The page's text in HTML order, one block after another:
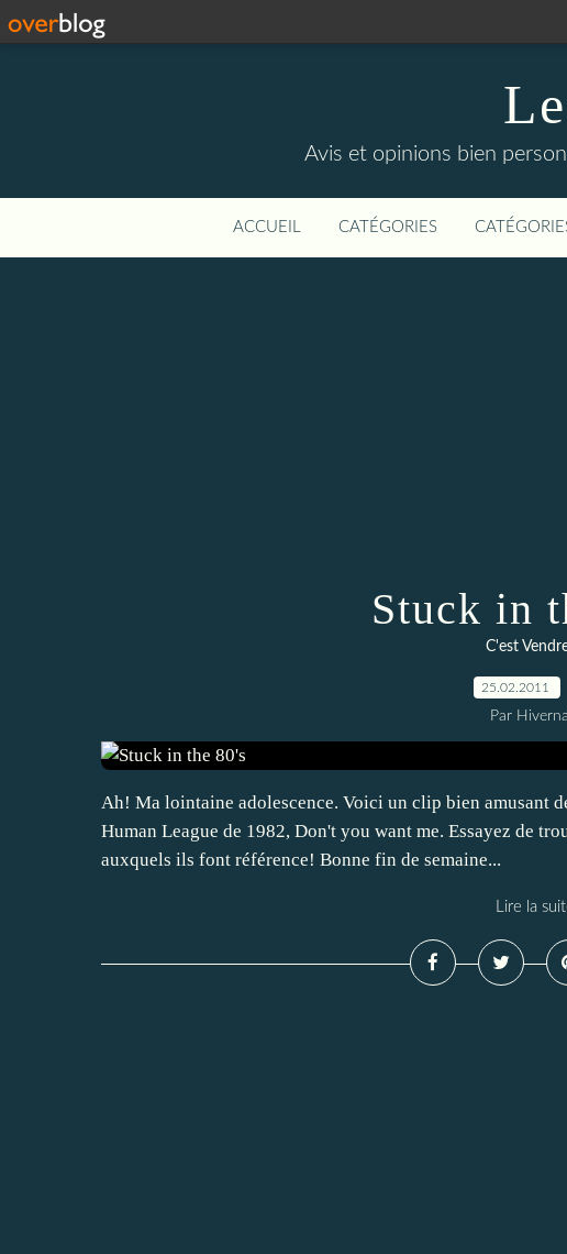
Avis et opinions bien
ACCUEIL CATÉGORIES
Stuck in
C'est
25.02.2011
Par
Ah! Ma lointaine adolescence. Voici un clip bien amusant
Human League de 1982, Don't you want me. Essayez de
auxquels ils font référence! Bonne fin de semaine...
Lire la